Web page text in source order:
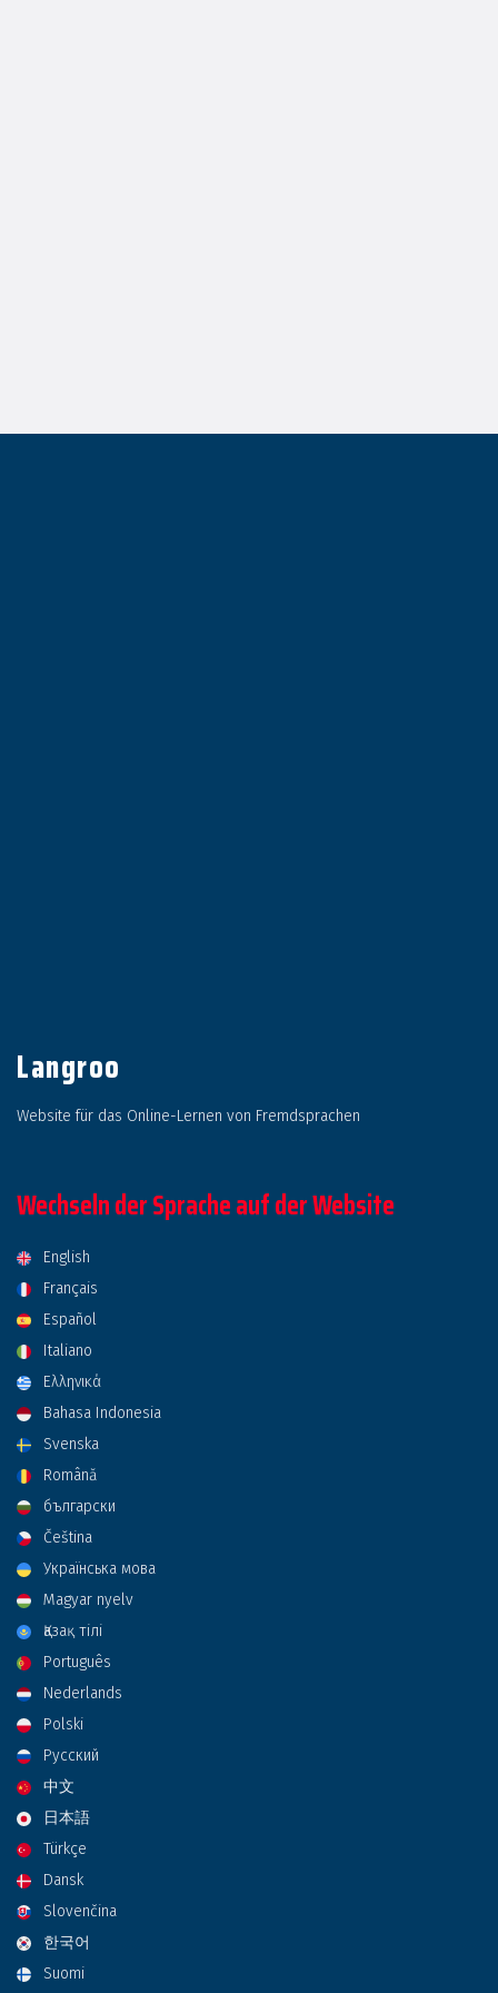
Langroo
Website für das Online-Lernen von Fremdsprachen
Wechseln der Sprache auf der Website
English
Français
Español
Italiano
Ελληνικά
Bahasa Indonesia
Svenska
Română
български
Čeština
Українська мова
Magyar nyelv
Қазақ тілі
Português
Nederlands
Polski
Русский
中文
日本語
Türkçe
Dansk
Slovenčina
한국어
Suomi